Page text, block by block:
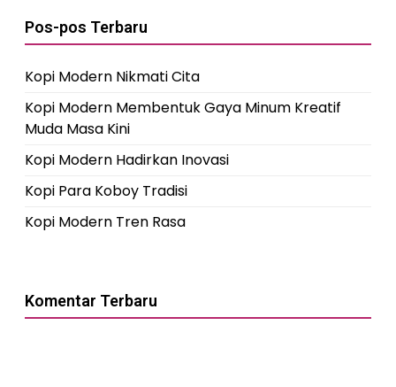
Pos-pos Terbaru
Kopi Modern Nikmati Cita
Kopi Modern Membentuk Gaya Minum Kreatif
Muda Masa Kini
Kopi Modern Hadirkan Inovasi
Kopi Para Koboy Tradisi
Kopi Modern Tren Rasa
Komentar Terbaru